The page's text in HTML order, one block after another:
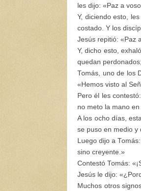
les dijo: «Paz a
Y, diciendo esto,
costado. Y los
Jesús repitió: «Paz
Y, dicho esto,
quedan
Tomás, uno de los
«Hemos visto al
Pero él les
no meto la mano
A los ocho días,
se puso en medio y
Luego dijo a
sino creyente.»
Contestó Tomás:
Jesús le dijo:
Muchos otros